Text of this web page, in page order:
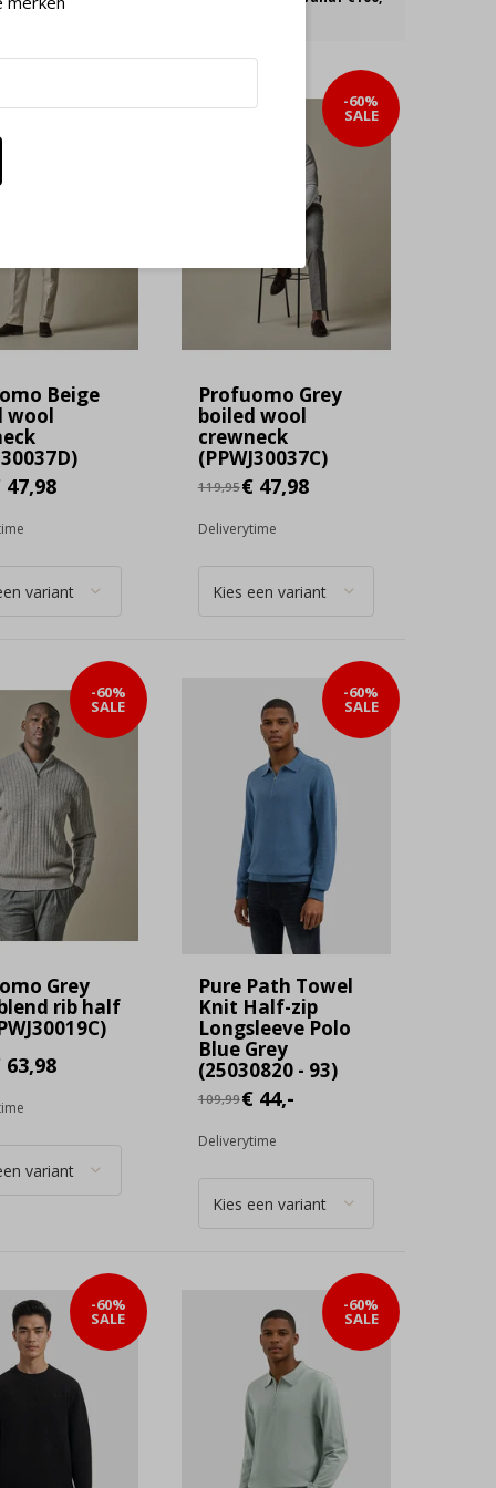
Beige
wool
SALE
Profuomo Grey
boiled wool
crewneck
(PPWJ30037C)
-60%
SALE
119,95€ 47,98
Deliverytime
Grey
rib half
-60%
SALE
Pure Path Towel
Knit Half-zip
Longsleeve Polo
Blue Grey
(25030820 - 93)
-60%
SALE
109,99€ 44,-
Deliverytime
-60%
SALE
-60%
SALE